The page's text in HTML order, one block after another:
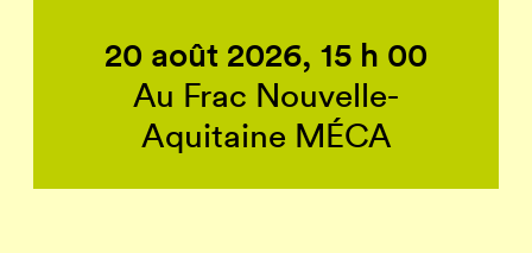
20 août 2026, 15 h 00
Au Frac Nouvelle-
Aquitaine MÉCA